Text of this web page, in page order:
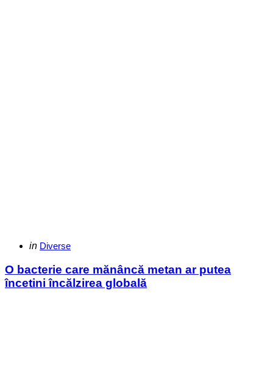
Categories
Posted
in Diverse
O bacterie care mănâncă metan ar putea
încetini încălzirea globală